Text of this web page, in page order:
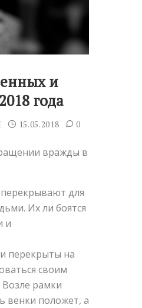
и
года
15.05.2018 0
вражды в
для
Их ли боятся
и
перекрыты на
своим
рамки
венки положет, а